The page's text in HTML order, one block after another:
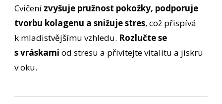
Cvičení zvyšuje pružnost pokožky, podporuje
tvorbu kolagenu a snižuje stres, což přispívá
k mladistvějšímu vzhledu. Rozlučte se
s vráskamiod stresu a přivítejte vitalitu a jiskru
v oku.